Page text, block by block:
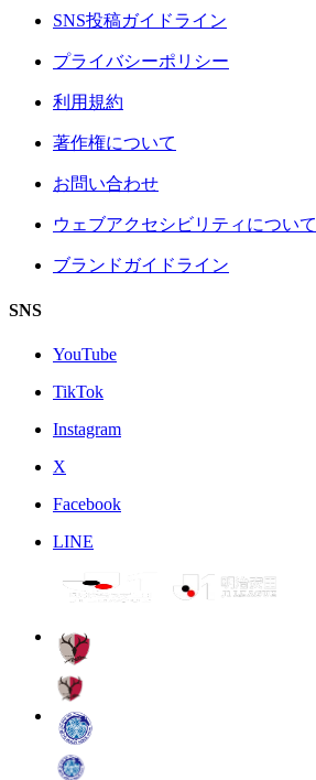
SNS投稿ガイドライン
プライバシーポリシー
利用規約
著作権について
お問い合わせ
ウェブアクセシビリティについて
ブランドガイドライン
SNS
YouTube
TikTok
Instagram
X
Facebook
LINE